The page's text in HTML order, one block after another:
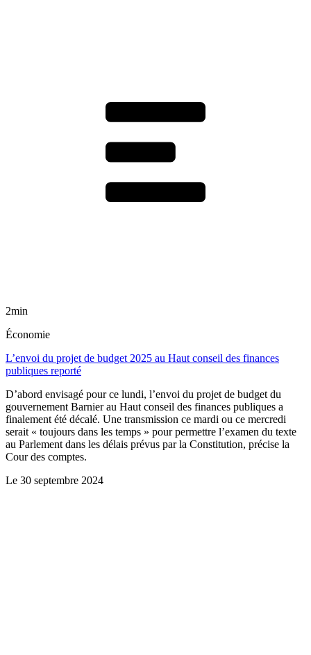
2min
Économie
L’envoi du projet de budget 2025 au Haut conseil des finances
publiques reporté
D’abord envisagé pour ce lundi, l’envoi du projet de budget du
gouvernement Barnier au Haut conseil des finances publiques a
finalement été décalé. Une transmission ce mardi ou ce mercredi
serait « toujours dans les temps » pour permettre l’examen du texte
au Parlement dans les délais prévus par la Constitution, précise la
Cour des comptes.
Le 30 septembre 2024